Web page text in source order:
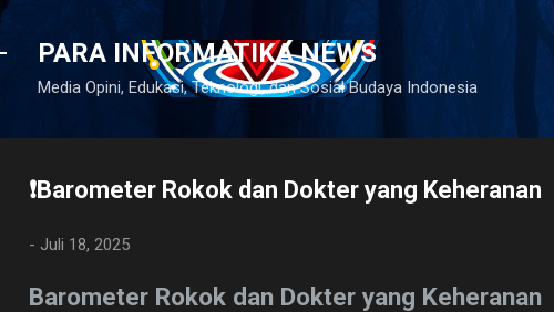
PARA INFORMATIKA NEWS
Media Opini, Edukasi, Teknologi, dan Sosial Budaya Indonesia
❗Barometer Rokok dan Dokter yang Keheranan
- Juli 18, 2025
Barometer Rokok dan Dokter yang Keheranan